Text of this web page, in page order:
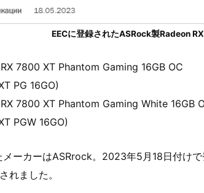
EECに登録されたASRock製Radeon
7800 XT Phantom Gaming 16GB OC
PG 16GO)
7800 XT Phantom Gaming White 16GB
PGW 16GO)
メーカーはASRrock。2023年5月18日付け
れました。